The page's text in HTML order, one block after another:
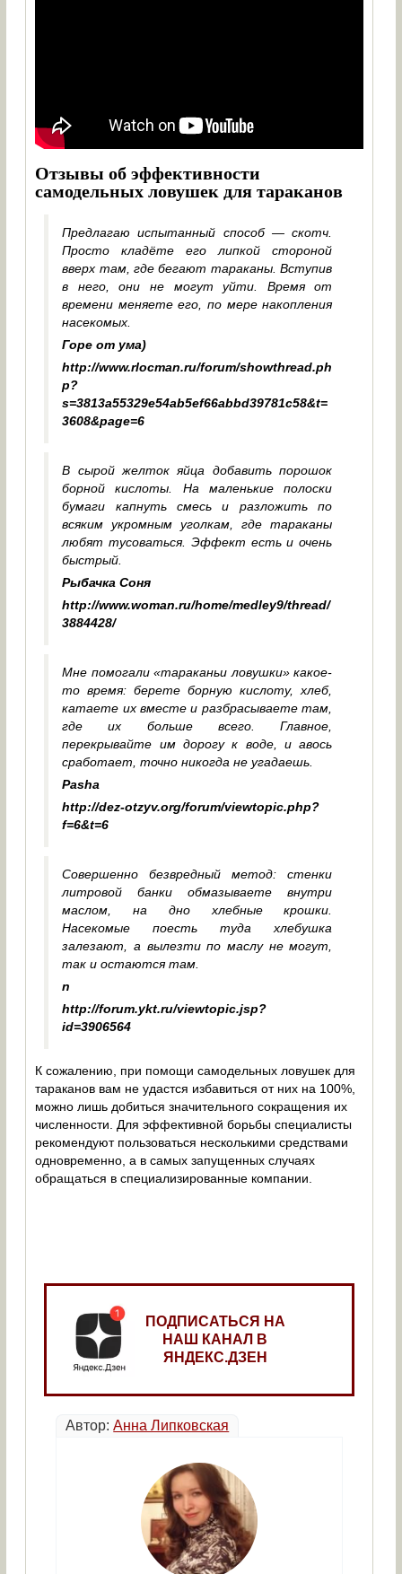
Отзывы об эффективности
самодельных ловушек для тараканов
Предлагаю испытанный способ — скотч.
Просто кладёте его липкой стороной
вверх там, где бегают тараканы. Вступив
в него, они не могут уйти. Время от
времени меняете его, по мере накопления
насекомых.
Горе от ума)
http://www.rlocman.ru/forum/showthread.ph
p?
s=3813a55329e54ab5ef66abbd39781c58&t=
3608&page=6
В сырой желток яйца добавить порошок
борной кислоты. На маленькие полоски
бумаги капнуть смесь и разложить по
всяким укромным уголкам, где тараканы
любят тусоваться. Эффект есть и очень
быстрый.
Рыбачка Соня
http://www.woman.ru/home/medley9/thread/
3884428/
Мне помогали «тараканьи ловушки» какое-
то время: берете борную кислоту, хлеб,
катаете их вместе и разбрасываете там,
где их больше всего. Главное,
перекрывайте им дорогу к воде, и авось
сработает, точно никогда не угадаешь.
Pasha
http://dez-otzyv.org/forum/viewtopic.php?
f=6&t=6
Совершенно безвредный метод: стенки
литровой банки обмазываете внутри
маслом, на дно хлебные крошки.
Насекомые поесть туда хлебушка
залезают, а вылезти по маслу не могут,
так и остаются там.
n
http://forum.ykt.ru/viewtopic.jsp?
id=3906564
К сожалению, при помощи самодельных ловушек для
тараканов вам не удастся избавиться от них на 100%,
можно лишь добиться значительного сокращения их
численности. Для эффективной борьбы специалисты
рекомендуют пользоваться несколькими средствами
одновременно, а в самых запущенных случаях
обращаться в специализированные компании.
ПОДПИСАТЬСЯ НА
НАШ КАНАЛ В
ЯНДЕКС.ДЗЕН
Автор:Анна Липковская